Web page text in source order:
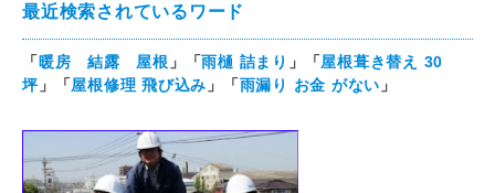
最近検索されているワード
「暖房 結露 屋根 」「雨樋 詰まり 」「屋根葺き替え 30
坪」「屋根修理 飛び込み 」「雨漏り お金 がない 」